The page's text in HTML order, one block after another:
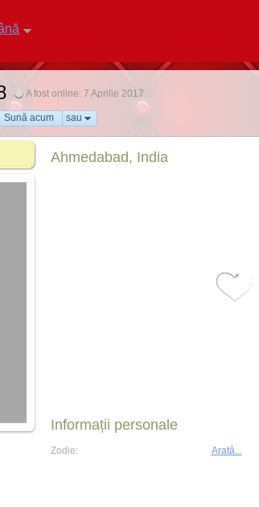
A fost online: 7 Aprilie 2017
Sună acum sau
Ahmedabad, India
Informații personale
Zodie: Arată...